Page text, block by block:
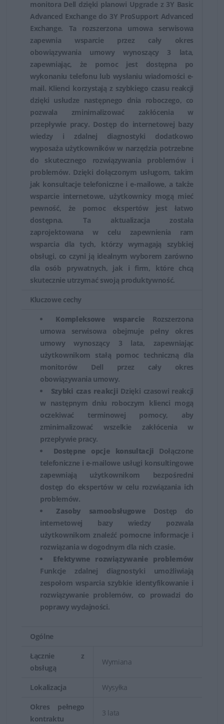
problemów sprzętowych i sposób ich rozwiązania, a w
razie konieczności serwis, naprawę i wymianę
wadliwych części.
monitora Dell dzięki planowi Upgrade z 3Y Basic
Advanced Exchange do 3Y ProSupport Advanced
Exchange. Ta rozszerzona umowa serwisowa
zapewnia wsparcie przez cały okres
obowiązywania umowy wynoszący 3 lata,
zapewniając, że pomoc jest dostępna po
wykonaniu telefonu lub wysłaniu wiadomości e-
mail. Klienci korzystają z szybkiego czasu reakcji
dzięki usłudze następnego dnia roboczego, co
pozwala zminimalizować zakłócenia w
przepływie pracy. Dostęp do internetowej bazy
wiedzy i zdalnej diagnostyki dodatkowo
wyposaża użytkowników w narzędzia potrzebne
do skutecznego rozwiązywania problemów i
problemów. Dzięki dołączonym usługom, takim
jak konsultacje telefoniczne i e-mailowe, a także
wsparcie internetowe, użytkownicy mogą mieć
pewność, że pomoc ekspertów jest łatwo
dostępna. Ta aktualizacja została
zaprojektowana w celu zapewnienia ram
wsparcia dla tych, którzy wymagają szybkiej
obsługi, co czyni ją idealnym wyborem zarówno
dla osób prywatnych, jak i firm, które chcą
skutecznie utrzymać swoją produktywność.
Kluczowe cechy
Kompleksowe wsparcie Rozszerzona
umowa serwisowa obejmuje pełny okres
umowy wynoszący 3 lata, zapewniając
użytkownikom stałą pomoc techniczną dla
monitorów Dell przez cały okres
obowiązywania umowy.
Szybki czas reakcji Dzięki czasowi reakcji
w następnym dniu roboczym klienci mogą
oczekiwać terminowej pomocy, aby
zminimalizować wszelkie zakłócenia w
przepływie pracy.
Dostępne opcje konsultacji Dołączone
telefoniczne i e-mailowe usługi konsultingowe
zapewniają użytkownikom bezpośredni
dostęp do ekspertów w celu rozwiązania ich
problemów.
Zasoby samoobsługowe Dostęp do
internetowej bazy wiedzy pozwala
użytkownikom znaleźć pomocne informacje i
rozwiązania w dogodnym dla nich czasie.
Efektywne rozwiązywanie problemów
Funkcje zdalnej diagnostyki umożliwiają
zespołom wsparcia szybkie identyfikowanie i
rozwiązywanie problemów, co prowadzi do
poprawy wydajności.
Ogólne
Łącznie z
obsługą
Wymiana
Lokalizacja Wysyłka
Okres pełnego
kontraktu
3 lata